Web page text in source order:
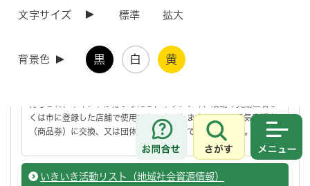
文字サイズ 標準 拡大
背景色 黒 白 黄
お問合せ
さがす
イント）事業について
市内にお住まいの60歳以上の方が、高齢者施設、児童施設、障害者
くは市に登録した店舗で使用できるさいたま市シルバー元気応援券
（商品券）に交換、又は団体等への寄附ができる制度です。
いきいき活動リスト（地域社会資源情報）